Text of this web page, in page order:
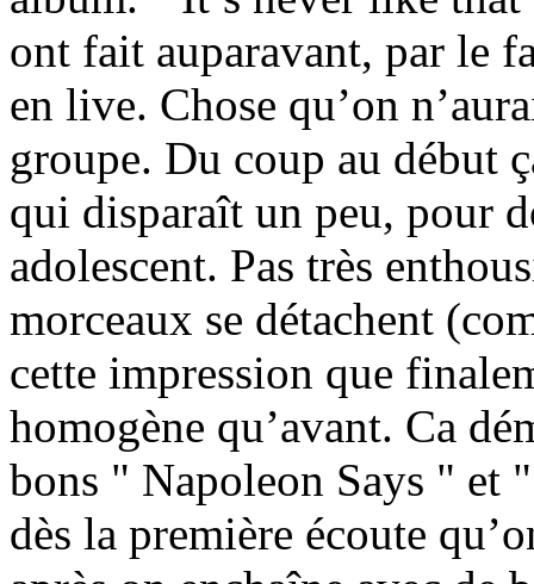
ont fait auparavant, par le
en live. Chose qu’on
groupe. Du coup au début
qui disparaît un peu, pour
adolescent. Pas très
morceaux se détachent
cette impression que
homogène qu’avant. Ca
bons " Napoleon Says " et
dès la première écoute